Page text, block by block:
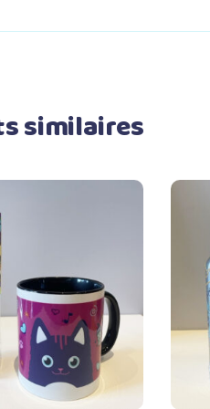
similaires
au panier